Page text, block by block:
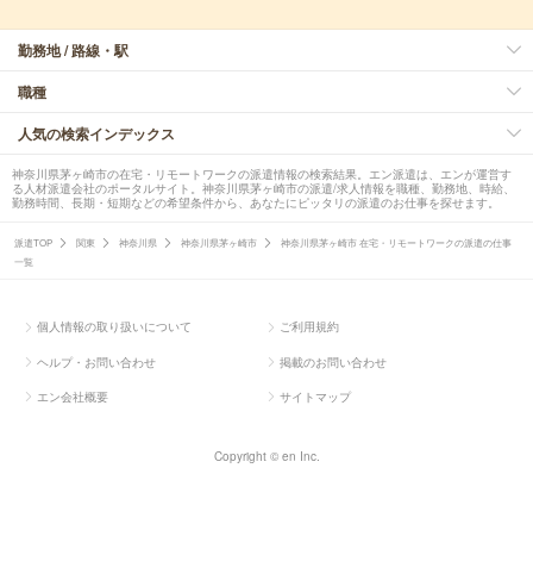
勤務地 / 路線・駅
職種
人気の検索インデックス
神奈川県茅ヶ崎市の在宅・リモートワークの派遣情報の検索結果。エン派遣は、エンが運営す
る人材派遣会社のポータルサイト。神奈川県茅ヶ崎市の派遣/求人情報を職種、勤務地、時給、
勤務時間、長期・短期などの希望条件から、あなたにピッタリの派遣のお仕事を探せます。
派遣TOP 関東 神奈川県 神奈川県茅ヶ崎市
神奈川県茅ヶ崎市 在宅・リモートワークの派遣の仕事
一覧
個人情報の取り扱いについて ご利用規約
ヘルプ・お問い合わせ 掲載のお問い合わせ
エン会社概要 サイトマップ
Copyright © en Inc.